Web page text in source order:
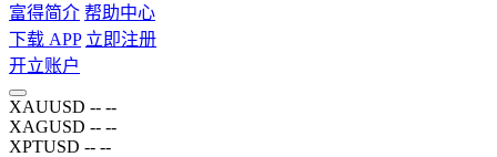
富得简介 帮助中心
下载 APP 立即注册
开立账户
XAUUSD -- --
XAGUSD -- --
XPTUSD -- --